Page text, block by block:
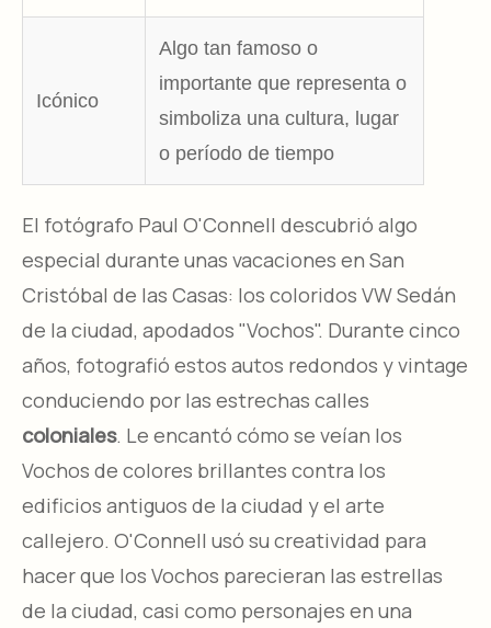
Icónico
Algo tan famoso o
importante que representa o
simboliza una cultura, lugar
o período de tiempo
El fotógrafo Paul O'Connell descubrió algo
especial durante unas vacaciones en San
Cristóbal de las Casas: los coloridos VW Sedán
de la ciudad, apodados "Vochos". Durante cinco
años, fotografió estos autos redondos y vintage
conduciendo por las estrechas calles
coloniales. Le encantó cómo se veían los
Vochos de colores brillantes contra los
edificios antiguos de la ciudad y el arte
callejero. O'Connell usó su creatividad para
hacer que los Vochos parecieran las estrellas
de la ciudad, casi como personajes en una